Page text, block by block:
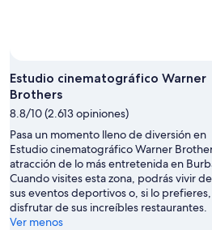
Estudio cinematográfico Warner
Brothers
8.8/10 (2.613 opiniones)
Pasa un momento lleno de diversión en
Estudio cinematográfico Warner
atracción de lo más entretenida en
Cuando visites esta zona, podrás vivir
sus eventos deportivos o, si lo prefieres,
disfrutar de sus increíbles restaurantes.
Ver menos